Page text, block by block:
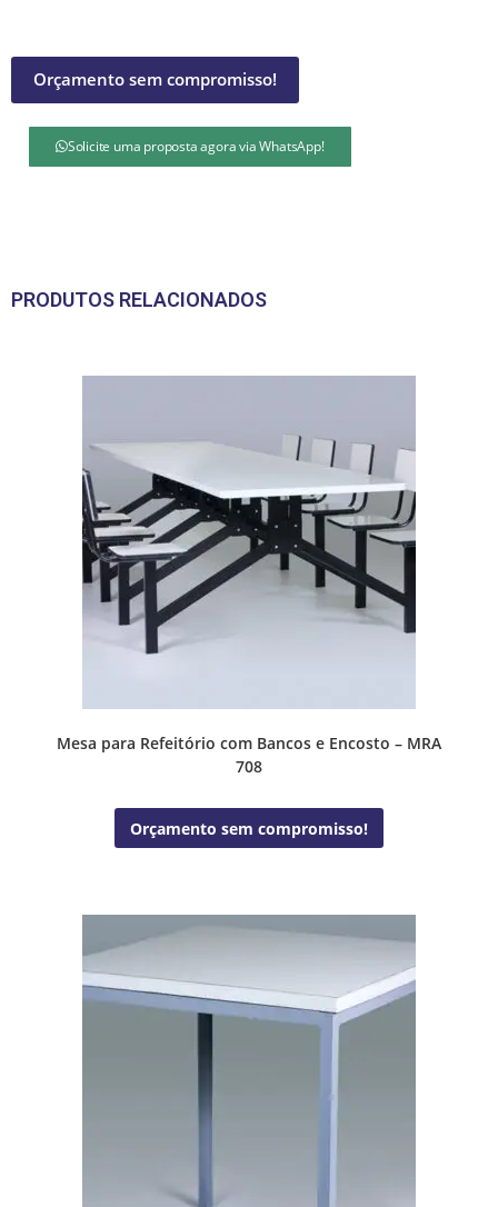
Orçamento sem compromisso!
Solicite uma proposta agora via WhatsApp!
PRODUTOS RELACIONADOS
Mesa para Refeitório com Bancos e Encosto – MRA
708
Orçamento sem compromisso!